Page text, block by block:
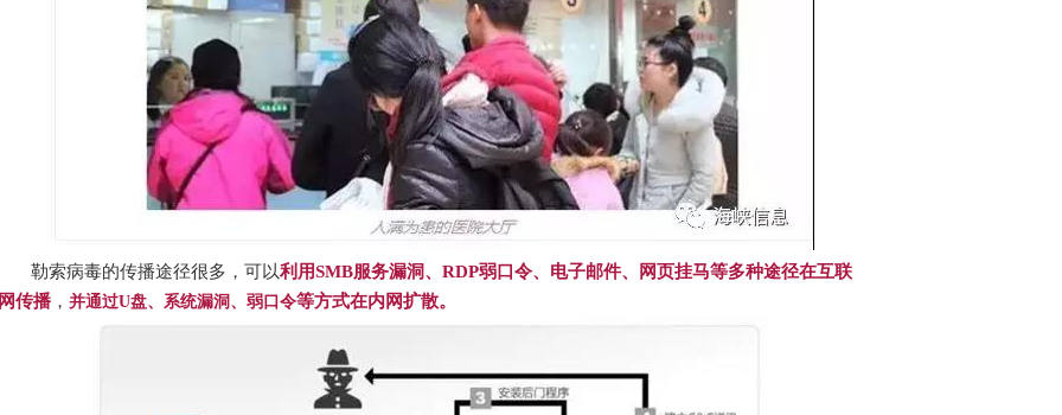
勒索病毒的传播途径很多，可以利用SMB服务漏洞、 RDP弱口令、电子邮件、网页挂马等多种途径在互联
网传播 ， 并通过U盘、系统漏洞、弱口令等方式在内网扩散。